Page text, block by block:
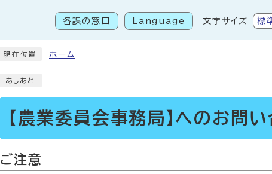
各課の窓口 Language 文字サイズ 標
現在位置 ホーム
あしあと
【農業委員会事務局】へのお問
ご注意